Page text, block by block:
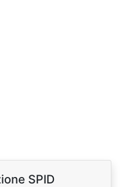
SPID